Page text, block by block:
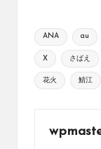
Tags:
ANA au
X さばえ
花火 鯖江